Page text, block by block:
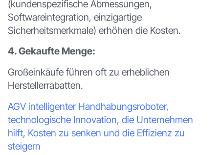
(kundenspezifische Abmessungen,
Softwareintegration, einzigartige
Sicherheitsmerkmale) erhöhen die Kosten.
4. Gekaufte Menge:
Großeinkäufe führen oft zu erheblichen
Herstellerrabatten.
AGV intelligenter Handhabungsroboter,
technologische Innovation, die Unternehmen
hilft, Kosten zu senken und die Effizienz zu
steigern